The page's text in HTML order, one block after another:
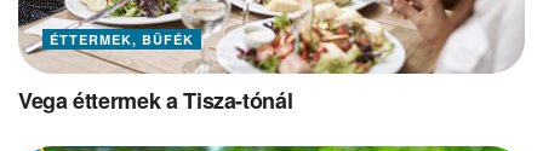
ÉTTERMEK, BÜFÉK
Vega éttermek a Tisza-tónál